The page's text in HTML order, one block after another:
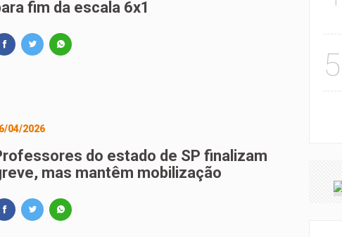
fim da escala 6x1
04/2026
do estado de SP finalizam
mas mantêm mobilização
5